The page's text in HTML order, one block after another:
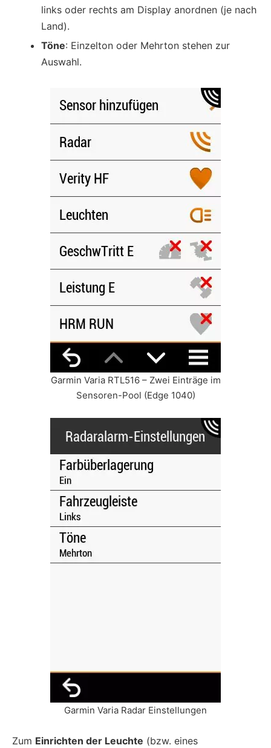
links oder rechts am Display anordnen (je nach
Land).
Töne: Einzelton oder Mehrton stehen zur
Auswahl.
Garmin Varia RTL516 – Zwei Einträge im
Sensoren-Pool (Edge 1040)
Garmin Varia Radar Einstellungen
Zum Einrichten der Leuchte (bzw. eines